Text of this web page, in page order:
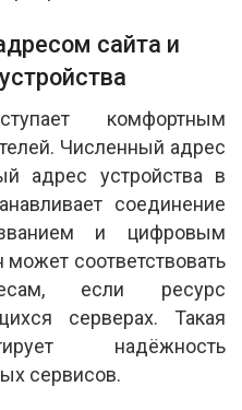
сайта и
комфортным
Численный адрес
адрес устройства в
соединение
и цифровым
соответствовать
если ресурс
серверах. Такая
надёжность
сервисов.